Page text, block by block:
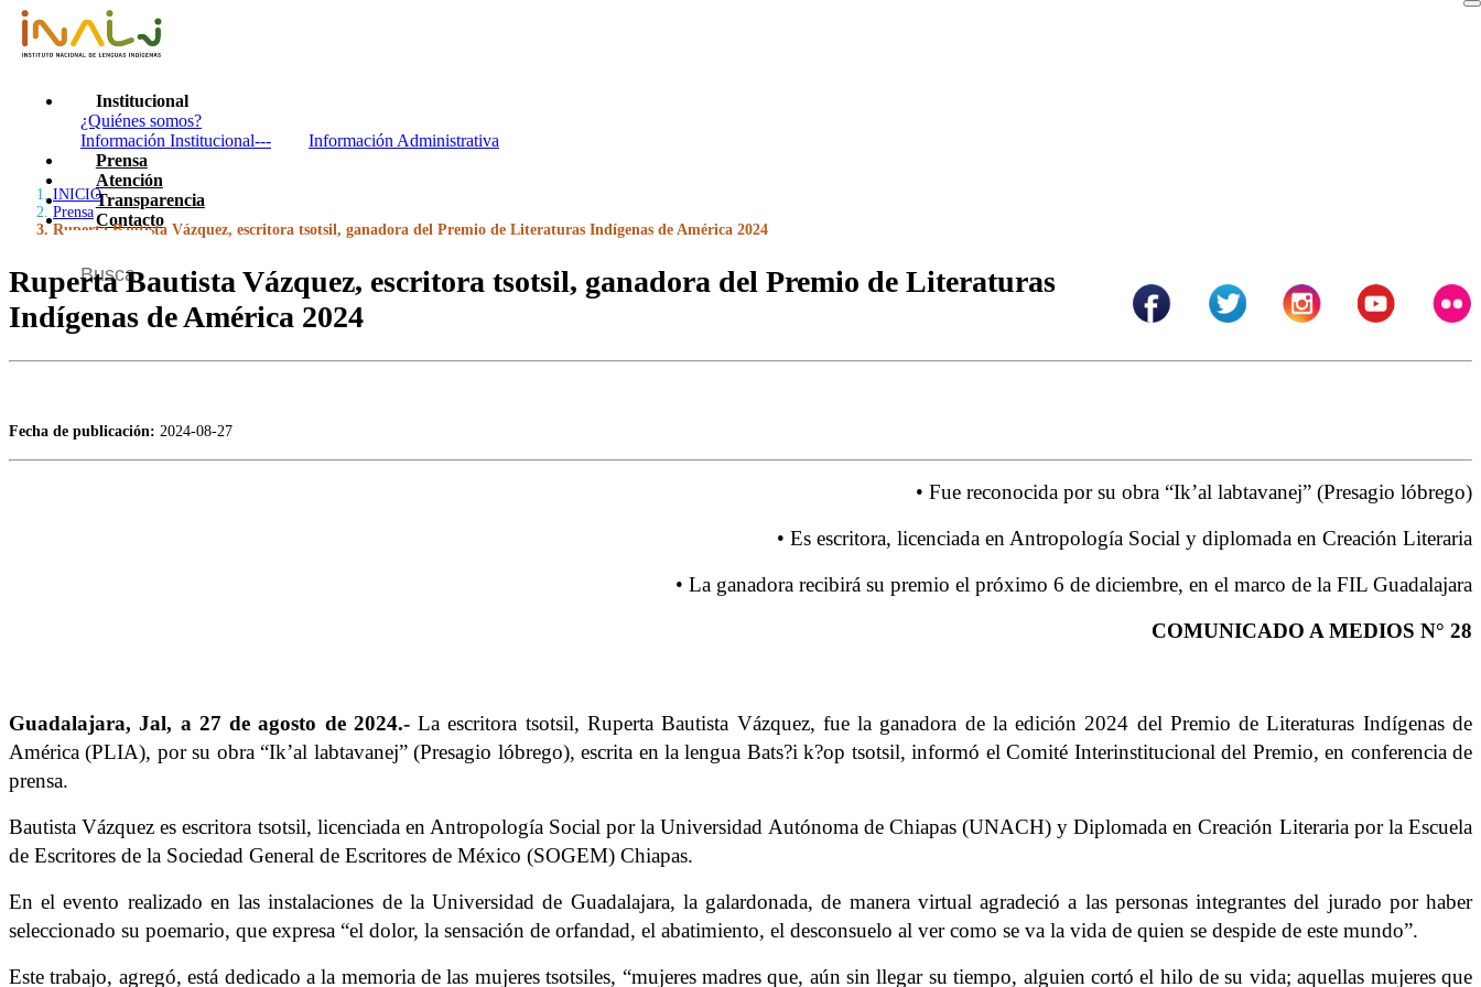
Institucional
¿Quiénes somos?
Información Institucional---
Información Administrativa
Prensa
Atención
Transparencia
Contacto
INICIO
Prensa
Ruperta Bautista Vázquez, escritora tsotsil, ganadora del Premio de Literaturas Indígenas de América 2024
Ruperta Bautista Vázquez, escritora tsotsil, ganadora del Premio de Literaturas
Indígenas de América 2024
Fecha de publicación: 2024-08-27
• Fue reconocida por su obra “Ik’al labtavanej” (Presagio lóbrego)
• Es escritora, licenciada en Antropología Social y diplomada en Creación Literaria
• La ganadora recibirá su premio el próximo 6 de diciembre, en el marco de la FIL Guadalajara
COMUNICADO A MEDIOS N° 28
Guadalajara, Jal, a 27 de agosto de 2024.-La escritora tsotsil, Ruperta Bautista Vázquez, fue la ganadora de la edición 2024 del Premio de Literaturas Indígenas de
América (PLIA), por su obra “Ik’al labtavanej” (Presagio lóbrego), escrita en la lengua Bats?i k?op tsotsil, informó el Comité Interinstitucional del Premio, en conferencia de
prensa.
Bautista Vázquez es escritora tsotsil, licenciada en Antropología Social por la Universidad Autónoma de Chiapas (UNACH) y Diplomada en Creación Literaria por la Escuela
de Escritores de la Sociedad General de Escritores de México (SOGEM) Chiapas.
En el evento realizado en las instalaciones de la Universidad de Guadalajara, la galardonada, de manera virtual agradeció a las personas integrantes del jurado por haber
seleccionado su poemario, que expresa “el dolor, la sensación de orfandad, el abatimiento, el desconsuelo al ver como se va la vida de quien se despide de este mundo”.
Este trabajo, agregó, está dedicado a la memoria de las mujeres tsotsiles, “mujeres madres que, aún sin llegar su tiempo, alguien cortó el hilo de su vida; aquellas mujeres que